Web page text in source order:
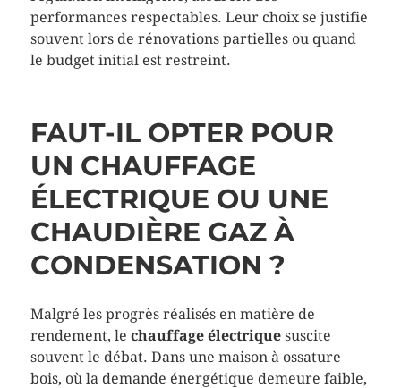
performances respectables. Leur choix se justifie
souvent lors de rénovations partielles ou quand
le budget initial est restreint.
FAUT-IL OPTER POUR
UN CHAUFFAGE
ÉLECTRIQUE OU UNE
CHAUDIÈRE GAZ À
CONDENSATION ?
Malgré les progrès réalisés en matière de
rendement, le chauffage électriquesuscite
souvent le débat. Dans une maison à ossature
bois, où la demande énergétique demeure faible,